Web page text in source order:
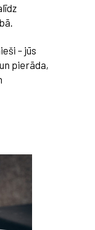
– jūs
pierāda,